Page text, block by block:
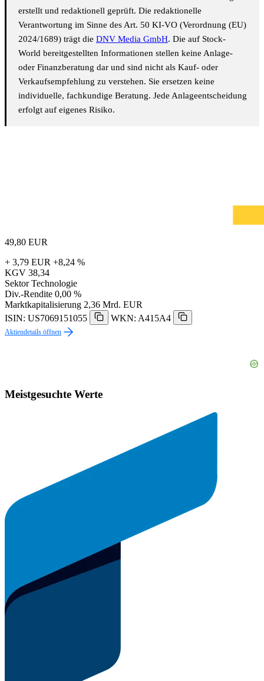
erstellt und redaktionell geprüft. Die redaktionelle
Verantwortung im Sinne des Art. 50 KI-VO (Verordnung (EU)
2024/1689) trägt die DNV Media GmbH. Die auf Stock-
World bereitgestellten Informationen stellen keine Anlage-
oder Finanzberatung dar und sind nicht als Kauf- oder
Verkaufsempfehlung zu verstehen. Sie ersetzen keine
individuelle, fachkundige Beratung. Jede Anlageentscheidung
erfolgt auf eigenes Risiko.
49,80 EUR
+ 3,79 EUR +8,24 %
KGV 38,34
Sektor Technologie
Div.-Rendite 0,00 %
Marktkapitalisierung 2,36 Mrd. EUR
ISIN: US7069151055
WKN: A415A4
Aktiendetails öffnen
Meistgesuchte Werte